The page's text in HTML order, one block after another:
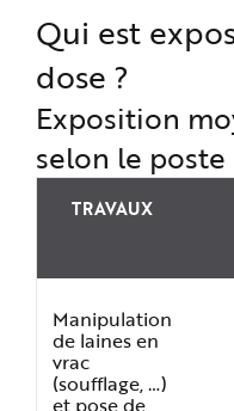
Qui est
dose ?
Exposition
selon le
TRAVAUX
Manipulation
de laines en
vrac
(soufflage, …)
et pose de